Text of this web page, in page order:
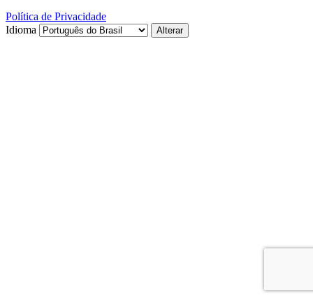
Política de Privacidade
Idioma